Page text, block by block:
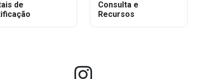
de
Consulta e
Recursos